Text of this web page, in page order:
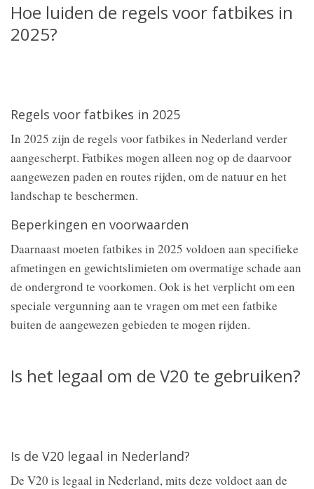
Hoe luiden de regels voor fatbikes in
2025?
Regels voor fatbikes in 2025
In 2025 zijn de regels voor fatbikes in Nederland verder
aangescherpt. Fatbikes mogen alleen nog op de daarvoor
aangewezen paden en routes rijden, om de natuur en het
landschap te beschermen.
Beperkingen en voorwaarden
Daarnaast moeten fatbikes in 2025 voldoen aan specifieke
afmetingen en gewichtslimieten om overmatige schade aan
de ondergrond te voorkomen. Ook is het verplicht om een
speciale vergunning aan te vragen om met een fatbike
buiten de aangewezen gebieden te mogen rijden.
Is het legaal om de V20 te gebruiken?
Is de V20 legaal in Nederland?
De V20 is legaal in Nederland, mits deze voldoet aan de